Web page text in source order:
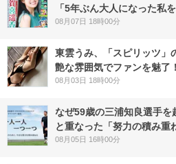
「5年ぶん大人になった私
08月07日 18時00分
東雲うみ、「スピリッツ」
艶な雰囲気でファンを魅了！
08月03日 18時00分
なぜ59歳の三浦知良選手
と重なった「努力の積み重
08月05日 16時00分